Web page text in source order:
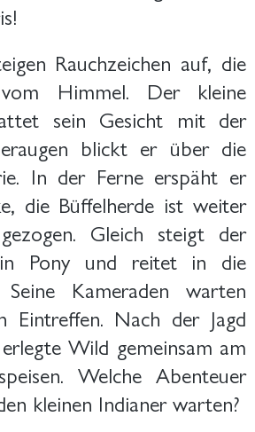
Rauchzeichen auf, die
Himmel. Der kleine
sein Gesicht mit der
blickt er über die
In der Ferne erspäht er
die Büffelherde ist weiter
Gleich steigt der
Pony und reitet in die
Kameraden warten
Eintreffen. Nach der Jagd
Wild gemeinsam am
Welche Abenteuer
kleinen Indianer warten?